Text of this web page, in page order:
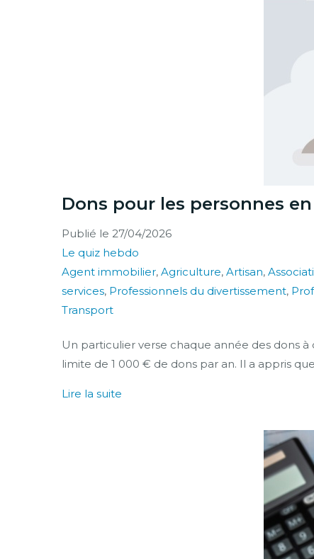
Dons pour les personnes
Publié le 27/04/2026
Le quiz hebdo
Agent immobilier, Agriculture, Artisan,
services, Professionnels du divertissement,
Transport
Un particulier verse chaque année des dons à
limite de 1 000 € de dons par an. Il a appris
Lire la suite